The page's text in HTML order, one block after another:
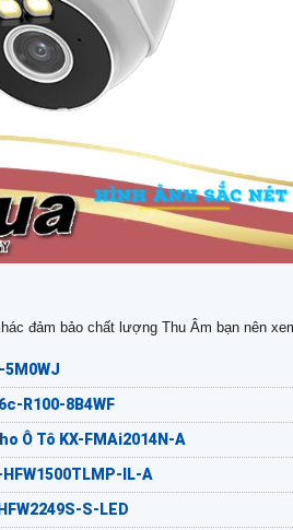
đảm bảo chất lượng Thu Âm bạn nên
5M0WJ
R100-8B4WF
Ô Tô KX-FMAi2014N-A
IL-A
S-LED